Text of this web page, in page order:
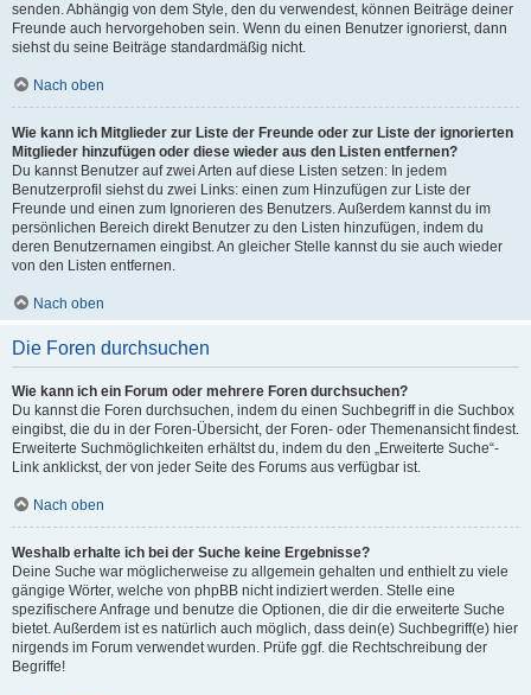
senden. Abhängig von dem Style, den du verwendest, können Beiträge deiner
Freunde auch hervorgehoben sein. Wenn du einen Benutzer ignorierst, dann
siehst du seine Beiträge standardmäßig nicht.
Nach oben
Wie kann ich Mitglieder zur Liste der Freunde oder zur Liste der ignorierten
Mitglieder hinzufügen oder diese wieder aus den Listen entfernen?
Du kannst Benutzer auf zwei Arten auf diese Listen setzen: In jedem
Benutzerprofil siehst du zwei Links: einen zum Hinzufügen zur Liste der
Freunde und einen zum Ignorieren des Benutzers. Außerdem kannst du im
persönlichen Bereich direkt Benutzer zu den Listen hinzufügen, indem du
deren Benutzernamen eingibst. An gleicher Stelle kannst du sie auch wieder
von den Listen entfernen.
Nach oben
Die Foren durchsuchen
Wie kann ich ein Forum oder mehrere Foren durchsuchen?
Du kannst die Foren durchsuchen, indem du einen Suchbegriff in die Suchbox
eingibst, die du in der Foren-Übersicht, der Foren- oder Themenansicht findest.
Erweiterte Suchmöglichkeiten erhältst du, indem du den „Erweiterte Suche“-
Link anklickst, der von jeder Seite des Forums aus verfügbar ist.
Nach oben
Weshalb erhalte ich bei der Suche keine Ergebnisse?
Deine Suche war möglicherweise zu allgemein gehalten und enthielt zu viele
gängige Wörter, welche von phpBB nicht indiziert werden. Stelle eine
spezifischere Anfrage und benutze die Optionen, die dir die erweiterte Suche
bietet. Außerdem ist es natürlich auch möglich, dass dein(e) Suchbegriff(e) hier
nirgends im Forum verwendet wurden. Prüfe ggf. die Rechtschreibung der
Begriffe!